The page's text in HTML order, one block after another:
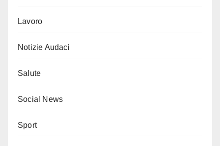
Lavoro
Notizie Audaci
Salute
Social News
Sport